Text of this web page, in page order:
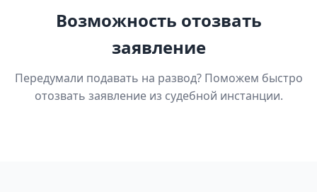
Возможность отозвать
заявление
Передумали подавать на развод? Поможем быстро
отозвать заявление из судебной инстанции.